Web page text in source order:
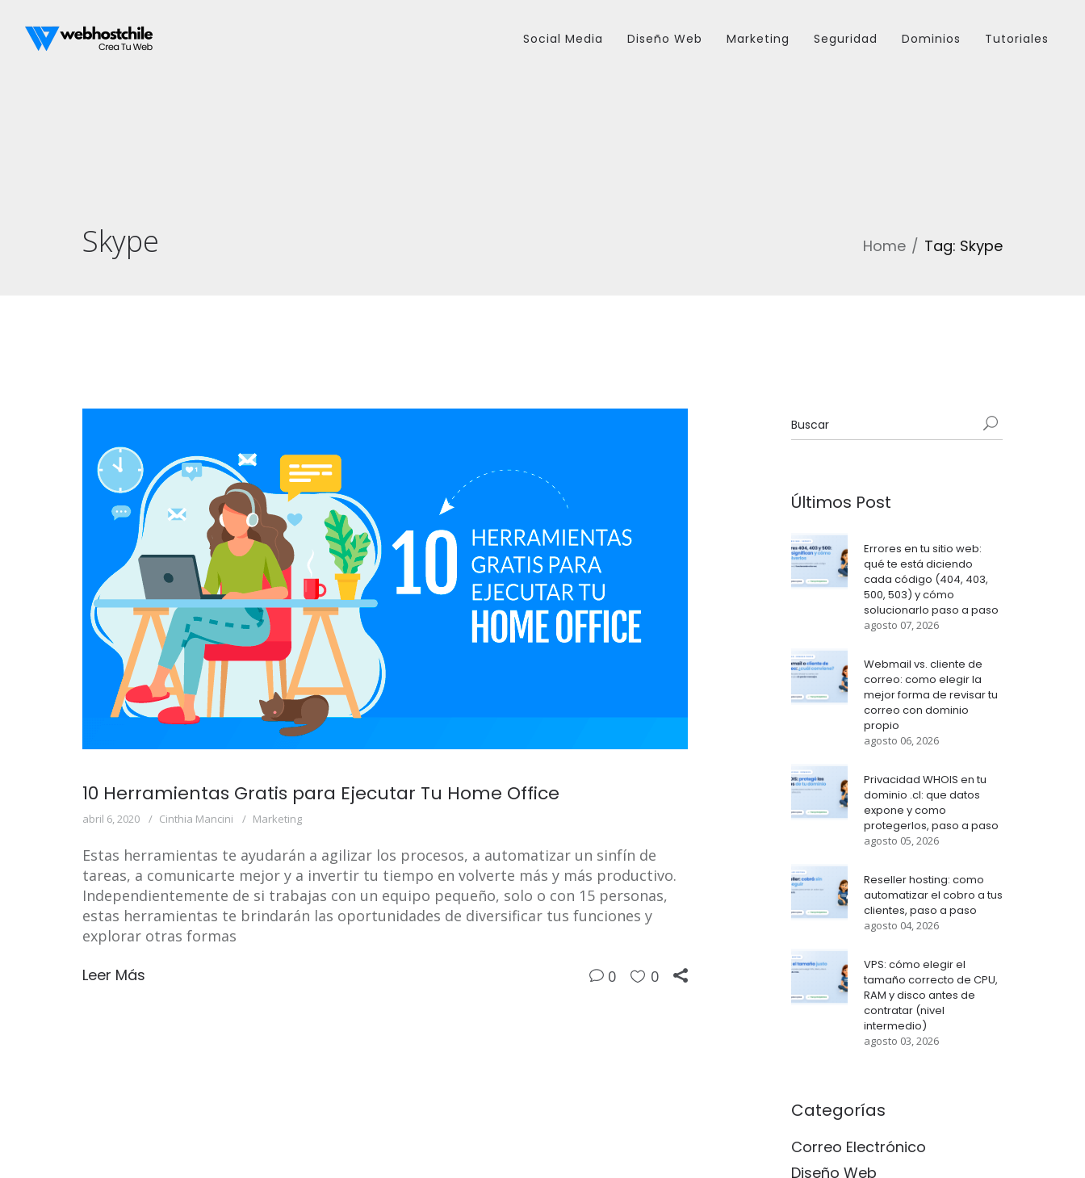
Social Media Diseño Web Marketing Seguridad Dominios Tutoriales
Skype Home Tag: Skype
10 Herramientas Gratis para Ejecutar Tu Home Office
abril 6, 2020 Cinthia Mancini Marketing
Estas herramientas te ayudarán a agilizar los procesos, a automatizar un sinfín de
tareas, a comunicarte mejor y a invertir tu tiempo en volverte más y más productivo.
Independientemente de si trabajas con un equipo pequeño, solo o con 15 personas,
estas herramientas te brindarán las oportunidades de diversificar tus funciones y
explorar otras formas
Leer Más 0 0
Últimos Post
Errores en tu sitio web:
qué te está diciendo
cada código (404, 403,
500, 503) y cómo
solucionarlo paso a paso
agosto 07, 2026
Webmail vs. cliente de
correo: como elegir la
mejor forma de revisar tu
correo con dominio
propio
agosto 06, 2026
Privacidad WHOIS en tu
dominio .cl: que datos
expone y como
protegerlos, paso a paso
agosto 05, 2026
Reseller hosting: como
automatizar el cobro a tus
clientes, paso a paso
agosto 04, 2026
VPS: cómo elegir el
tamaño correcto de CPU,
RAM y disco antes de
contratar (nivel
intermedio)
agosto 03, 2026
Categorías
Correo Electrónico
Diseño Web